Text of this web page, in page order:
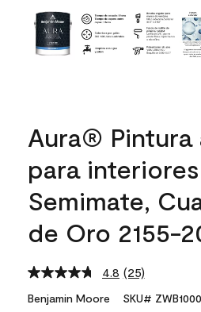
Aura® Pintura
para
Semimate,
de Oro 2155-
4.8 Read
25
Reviews.
(25)
Benjamin Moore SKU#